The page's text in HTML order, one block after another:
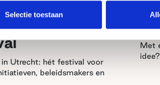
Selectie toestaan
het We
Samen!
Utrecht: hét festival voor
beleidsmakers en
Met